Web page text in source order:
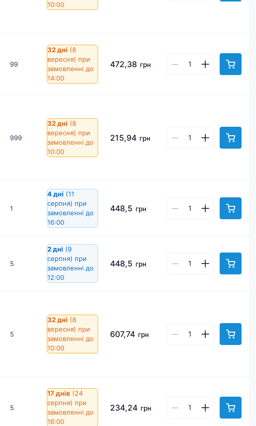
10:00
99
32 дні (8
вересня) при
замовленні до
14:00
472,38 грн
999
32 дні (8
вересня) при
замовленні до
10:00
215,94 грн
1
4 дні (11
серпня) при
замовленні до
16:00
448,5 грн
5
2 дні (9
серпня) при
замовленні до
12:00
448,5 грн
5
32 дні (8
вересня) при
замовленні до
10:00
607,74 грн
5
17 днів (24
серпня) при
замовленні до
16:00
234,24 грн